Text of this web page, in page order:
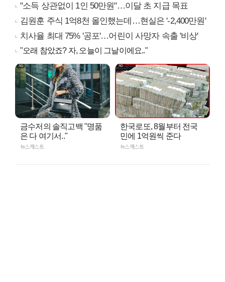
"소득 상관없이 1인 50만원"…이달 초 지급 목표
김원훈 주식 1억8천 올인했는데…현실은 '-2,400만원'
치사율 최대 75% '공포'…어린이 사망자 속출 '비상'
"오래 참았죠? 자, 오늘이 그날이에요.."
금수저의 솔직고백 "명품
은 다 여기서.."
뉴스캐스트
한국로또, 8월부터 전국
민에 1억원씩 준다
뉴스캐스트